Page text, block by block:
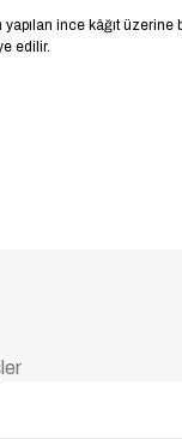
ince kâğıt
edilir.